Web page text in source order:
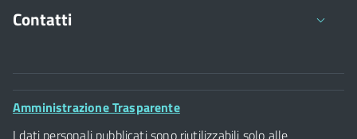
Contatti
Comune di Firenze
Palazzo Vecchio
Piazza della Signoria - 50122, Firenze
P.IVA 01307110484
Footer
Amministrazione Trasparente
I dati personali pubblicati sono riutilizzabili solo alle